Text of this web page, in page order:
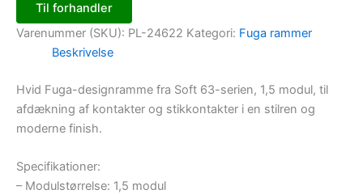
Til forhandler
Varenummer (SKU): PL-24622 Kategori: Fuga rammer
Beskrivelse
Hvid Fuga-designramme fra Soft 63-serien, 1,5 modul, til
afdækning af kontakter og stikkontakter i en stilren og
moderne finish.
Specifikationer:
– Modulstørrelse: 1,5 modul